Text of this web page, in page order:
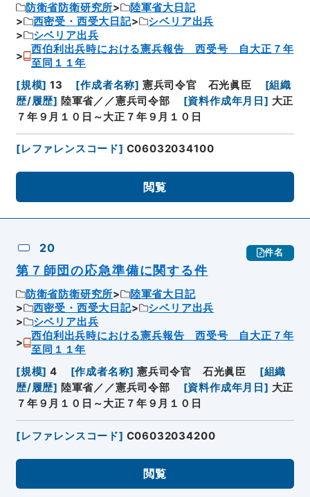
防衛省防衛研究所
陸軍省大日記
西密受・西受大日記
シベリア出兵
シベリア出兵
西伯利出兵時における憲兵報告 西受号 自大正７年
至同１１年
[規模] 13 [作成者名称] 憲兵司令官 石光眞臣 [組織
歴/履歴] 陸軍省／／憲兵司令部 [資料作成年月日] 大正
７年９月１０日～大正７年９月１０日
[レファレンスコード] C06032034100
閲覧
20 件名
第７師団の応急準備に関する件
防衛省防衛研究所
陸軍省大日記
西密受・西受大日記
シベリア出兵
シベリア出兵
西伯利出兵時における憲兵報告 西受号 自大正７年
至同１１年
[規模] 4 [作成者名称] 憲兵司令官 石光眞臣 [組織
歴/履歴] 陸軍省／／憲兵司令部 [資料作成年月日] 大正
７年９月１０日～大正７年９月１０日
[レファレンスコード] C06032034200
閲覧